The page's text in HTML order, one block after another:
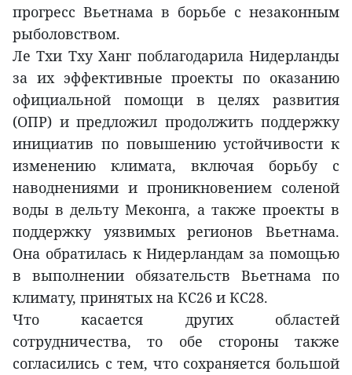
прогресс Вьетнама в борьбе с незаконным
рыболовством.
Ле Тхи Тху Ханг поблагодарила Нидерланды
за их эффективные проекты по оказанию
официальной помощи в целях развития
(ОПР) и предложил продолжить поддержку
инициатив по повышению устойчивости к
изменению климата, включая борьбу с
наводнениями и проникновением соленой
воды в дельту Меконга, а также проекты в
поддержку уязвимых регионов Вьетнама.
Она обратилась к Нидерландам за помощью
в выполнении обязательств Вьетнама по
климату, принятых на КС26 и КС28.
Что касается других областей
сотрудничества, то обе стороны также
согласились с тем, что сохраняется большой